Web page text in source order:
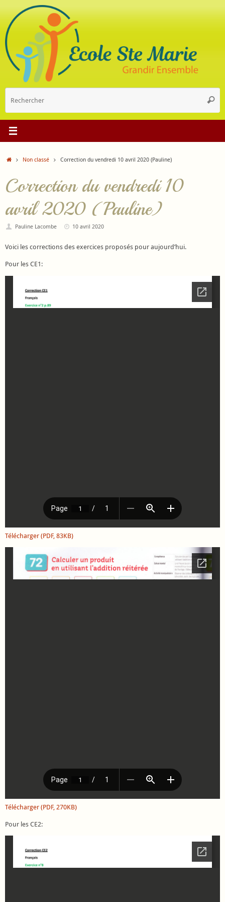
contenu
:
AccueilNon classé Correction du vendredi 10 avril 2020 (Pauline)
Correction du vendredi 10
avril 2020 (Pauline)
Pauline Lacombe 10 avril 2020
Voici les corrections des exercices proposés pour aujourd’hui.
Pour les CE1:
Télécharger (PDF, 83KB)
Télécharger (PDF, 270KB)
Pour les CE2: